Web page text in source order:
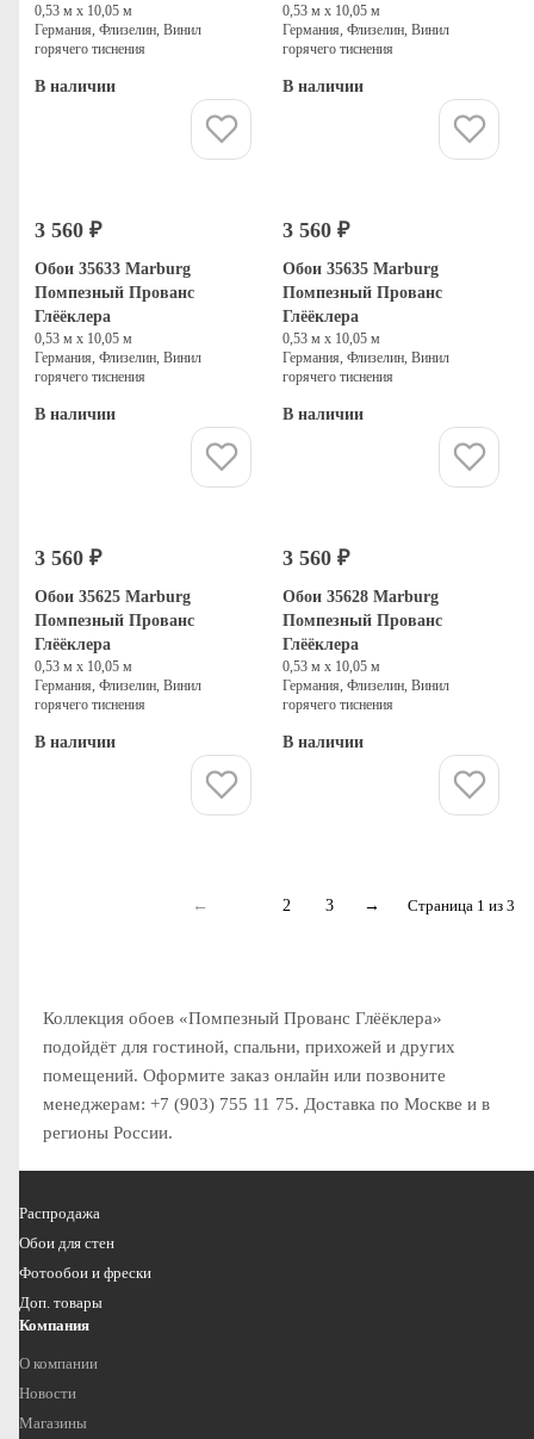
0,53 м х 10,05 м
Германия, Флизелин, Винил
горячего тиснения
В наличии
0,53 м х 10,05 м
Германия, Флизелин, Винил
горячего тиснения
В наличии
3 560 ₽
Обои 35633 Marburg
Помпезный Прованс
Глёёклера
0,53 м х 10,05 м
Германия, Флизелин, Винил
горячего тиснения
В наличии
3 560 ₽
Обои 35635 Marburg
Помпезный Прованс
Глёёклера
0,53 м х 10,05 м
Германия, Флизелин, Винил
горячего тиснения
В наличии
3 560 ₽
Обои 35625 Marburg
Помпезный Прованс
Глёёклера
0,53 м х 10,05 м
Германия, Флизелин, Винил
горячего тиснения
В наличии
3 560 ₽
Обои 35628 Marburg
Помпезный Прованс
Глёёклера
0,53 м х 10,05 м
Германия, Флизелин, Винил
горячего тиснения
В наличии
← 2 3 → Страница 1 из 3
Коллекция обоев «Помпезный Прованс Глёёклера»
подойдёт для гостиной, спальни, прихожей и других
помещений. Оформите заказ онлайн или позвоните
менеджерам: +7 (903) 755 11 75. Доставка по Москве и в
регионы России.
Распродажа
Обои для стен
Фотообои и фрески
Доп. товары
Компания
О компании
Новости
Магазины